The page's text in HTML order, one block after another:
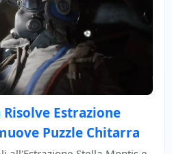
Estrazione
Puzzle Chitarra